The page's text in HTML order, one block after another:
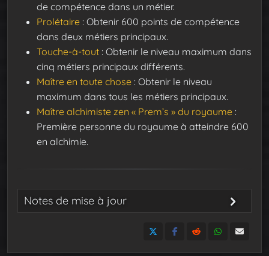
de compétence dans un métier.
Prolétaire : Obtenir 600 points de compétence
dans deux métiers principaux.
Touche-à-tout : Obtenir le niveau maximum dans
cinq métiers principaux différents.
Maître en toute chose : Obtenir le niveau
maximum dans tous les métiers principaux.
Maître alchimiste zen « Prem’s » du royaume :
Première personne du royaume à atteindre 600
en alchimie.
Notes de mise à jour